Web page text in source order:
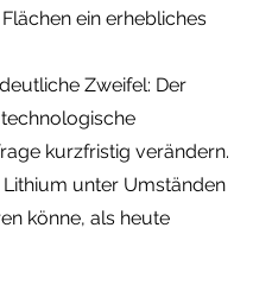
ein erhebliches
Zweifel: Der
kurzfristig verändern.
unter Umständen
könne, als heute